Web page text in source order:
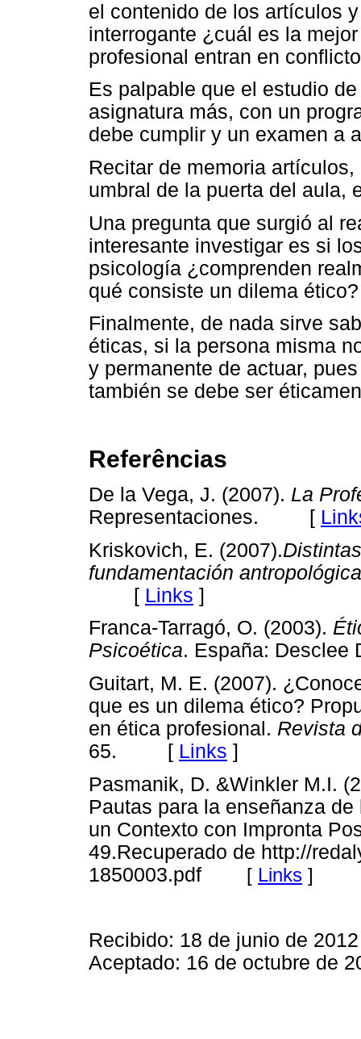
el contenido de los artículos
interrogante ¿cuál es la
profesional entran en
Es palpable que el estudio
asignatura más, con un
debe cumplir y un examen a
Recitar de memoria
umbral de la puerta del aula,
Una pregunta que surgió al
interesante investigar es si
psicología ¿comprenden
qué consiste un dilema ético?
Finalmente, de nada sirve
éticas, si la persona misma
y permanente de actuar,
también se debe ser
Referências
De la Vega, J. (2007). La
Representaciones. [
Kriskovich, E. (2007).
fundamentación antropológica
[ Links ]
Franca-Tarragó, O. (2003).
Psicoética. España:
Guitart, M. E. (2007).
que es un dilema ético?
en ética profesional. Revista
65. [ Links ]
Pasmanik, D. &Winkler M.I.
Pautas para la enseñanza
un Contexto con Impronta
49.Recuperado de http://
1850003.pdf [ Links ]
Recibido: 18 de junio de 2012
Aceptado: 16 de octubre de